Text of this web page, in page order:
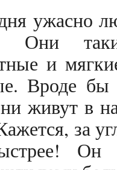
ужасно
Они
и
Вроде
живут в
за
Он